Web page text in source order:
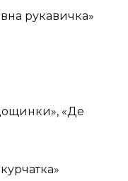
рукавичка»
«Де